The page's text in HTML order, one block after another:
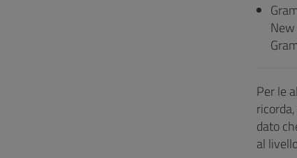
Per le
dato
al